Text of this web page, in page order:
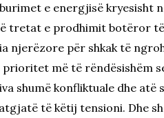
e energjisë kryesisht
tretat e prodhimit botëror
njerëzore për shkak të
më të rëndësishëm
shumë konfliktuale dhe atë
të këtij tensioni. Dhe